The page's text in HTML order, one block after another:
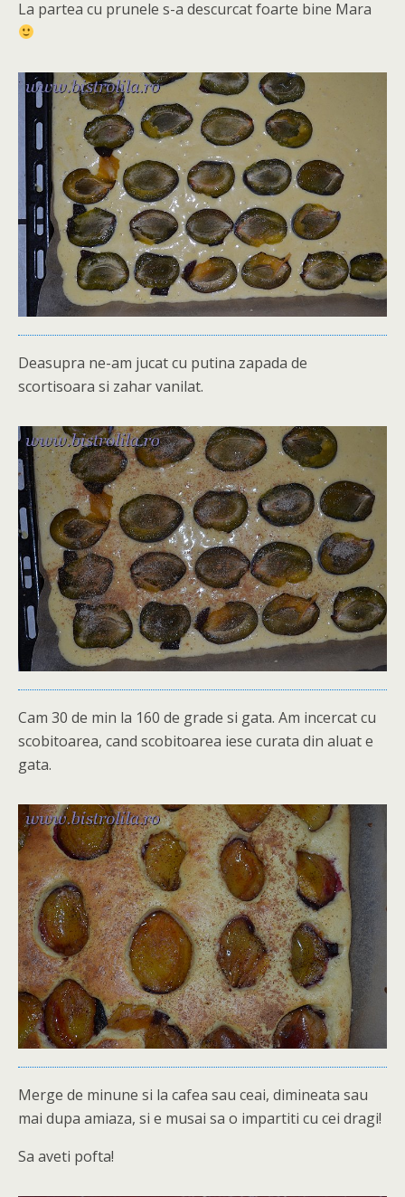
La partea cu prunele s-a descurcat foarte bine Mara
Deasupra ne-am jucat cu putina zapada de
scortisoara si zahar vanilat.
Cam 30 de min la 160 de grade si gata. Am incercat cu
scobitoarea, cand scobitoarea iese curata din aluat e
gata.
Merge de minune si la cafea sau ceai, dimineata sau
mai dupa amiaza, si e musai sa o impartiti cu cei dragi!
Sa aveti pofta!